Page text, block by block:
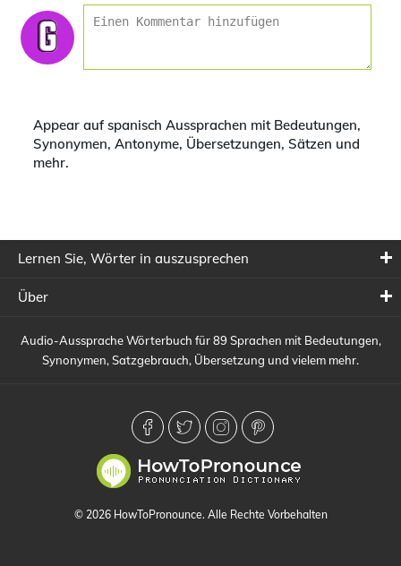
Appear auf spanisch Aussprachen mit Bedeutungen,
Synonymen, Antonyme, Übersetzungen, Sätzen und
mehr.
Lernen Sie, Wörter in auszusprechen
Über
Audio-Aussprache Wörterbuch für 89 Sprachen mit Bedeutungen,
Synonymen, Satzgebrauch, Übersetzung und vielem mehr.
© 2026 HowToPronounce. Alle Rechte Vorbehalten